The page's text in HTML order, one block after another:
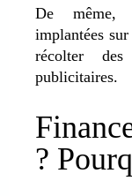
De
implantées
récolter des
publicitaires.
?